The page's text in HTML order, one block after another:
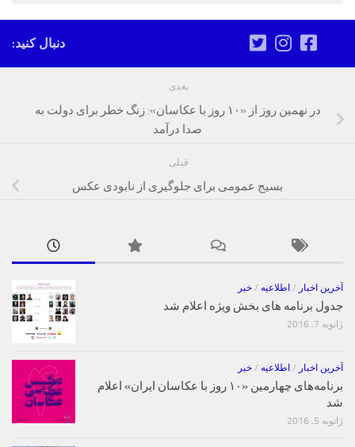
دنبال کنید:
بعدی
در نهمین روز از «۱۰ روز با عکاسان»: زنگ خطر برای دولت به
صدا درآمد
قبلی
بسیج عمومی برای جلوگیری از نابودی عکس‌
آخرین اخبار / اطلاعیه / خبر
جدول برنامه های بخش ویژه اعلام شد
ژانویه 7, 2016
آخرین اخبار / اطلاعیه / خبر
برنامه‌های چهارمین «۱۰ روز با عکاسان ایران» اعلام
شد
ژانویه 5, 2016